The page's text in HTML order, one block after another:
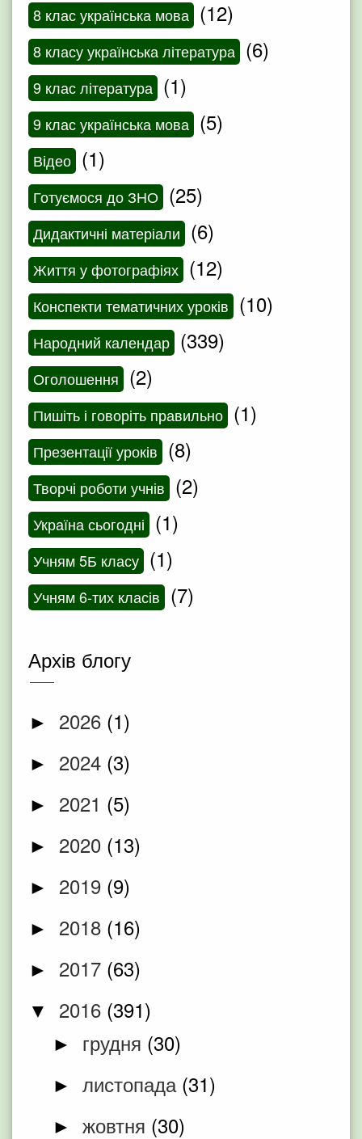
8 клас українська мова (12)
8 класу українська література (6)
9 клас література (1)
9 клас українська мова (5)
Відео (1)
Готуємося до ЗНО (25)
Дидактичні матеріали (6)
Життя у фотографіях (12)
Конспекти тематичних уроків (10)
Народний календар (339)
Оголошення (2)
Пишіть і говоріть правильно (1)
Презентації уроків (8)
Творчі роботи учнів (2)
Україна сьогодні (1)
Учням 5Б класу (1)
Учням 6-тих класів (7)
Архів блогу
► 2026 (1)
► 2024 (3)
► 2021 (5)
► 2020 (13)
► 2019 (9)
► 2018 (16)
► 2017 (63)
▼ 2016 (391)
► грудня (30)
► листопада (31)
► жовтня (30)